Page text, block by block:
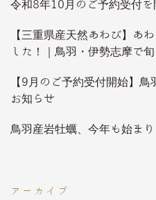
令和8年10月のご予約受付を
【三重県産天然あわび】あ
した！｜鳥羽・伊勢志摩で
【9月のご予約受付開始】
お知らせ
鳥羽産岩牡蠣、今年も始まり
アーカイブ